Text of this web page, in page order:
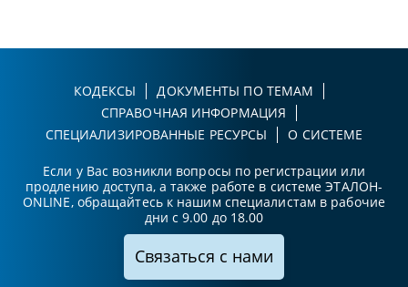
КОДЕКСЫ
ДОКУМЕНТЫ ПО ТЕМАМ
СПРАВОЧНАЯ ИНФОРМАЦИЯ
СПЕЦИАЛИЗИРОВАННЫЕ РЕСУРСЫ
О СИСТЕМЕ
Если у Вас возникли вопросы по регистрации или
продлению доступа, а также работе в системе ЭТАЛОН-
ONLINE, обращайтесь к нашим специалистам в рабочие
дни с 9.00 до 18.00
Связаться с нами